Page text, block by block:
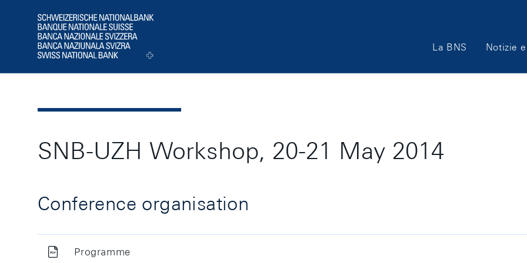
Logo
Main
Navigation
La BNS Notizie
SNB-UZH Workshop, 20-21 May 2014
Conference organisation
Programme